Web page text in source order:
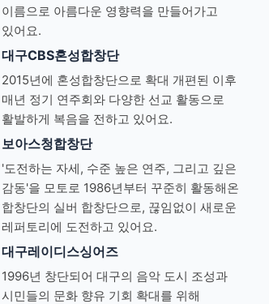
이름으로 아름다운 영향력을 만들어가고
있어요.
대구CBS혼성합창단
2015년에 혼성합창단으로 확대 개편된 이후
매년 정기 연주회와 다양한 선교 활동으로
활발하게 복음을 전하고 있어요.
보아스청합창단
'도전하는 자세, 수준 높은 연주, 그리고 깊은
감동'을 모토로 1986년부터 꾸준히 활동해온
합창단의 실버 합창단으로, 끊임없이 새로운
레퍼토리에 도전하고 있어요.
대구레이디스싱어즈
1996년 창단되어 대구의 음악 도시 조성과
시민들의 문화 향유 기회 확대를 위해